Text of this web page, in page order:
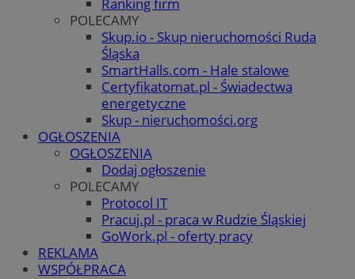
POLECAMY
Skup.io - Skup nieruchomości Ruda
Śląska
SmartHalls.com - Hale stalowe
Certyfikatomat.pl - Świadectwa
energetyczne
Skup - nieruchomości.org
OGŁOSZENIA
OGŁOSZENIA
Dodaj ogłoszenie
POLECAMY
Protocol IT
Pracuj.pl - praca w Rudzie Śląskiej
GoWork.pl - oferty pracy
REKLAMA
WSPÓŁPRACA